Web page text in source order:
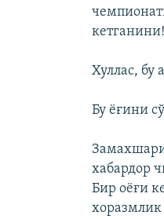
кетганини!
Хуллас, бу
Бу ёғини
хабардор
Бир оёғи